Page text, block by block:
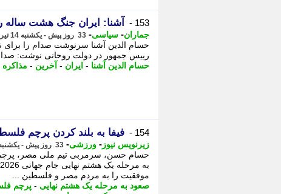
153 - آشنا: ایران جنگ هشت ساله
جماران- سیاسی- 33 روز پیش - یکشنبه 14 تیر 1405، 19:55
حسام الدین آشنا سرنوشت صدام را برای
رییس جمهور در دولت روحانی نوشت: صدام 8 سال جنگ را به ایران تحمیل کرد؛
حسام الدین آشنا - ایران - آخرین - مذاکره
154 - فیفا به بلند کردن پرچم
زیرنویس نیوز - ورزشی- 33 روز پیش - یکشنبه 14 تیر 1405، 19:53
حسام حسن، سرمربی تیم ملی مصر، پرچم
موفقیت را به مردم مصر و فلسطین ...
صعود به مرحله یک هشتم نهایی - پرچم